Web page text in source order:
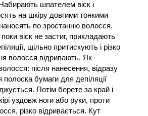
шпателем віск і
на шкіру довгими тонкими
по зростанню волосся.
віск не застиг, прикладають
щільно притискують і різко
волосся відривають. Як
після нанесення, відразу
полоска бумаги для депіляції
Потім берете за край і
уздовж ноги або руки, проти
різко відривається. Кут